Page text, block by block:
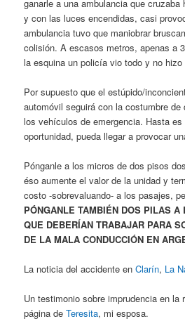
ganarle a una ambulancia que
y con las luces encendidas, casi
ambulancia tuvo que maniobrar
colisión. A escasos metros, apenas a
la esquina un policía vio todo y no
Por supuesto que el estúpido/
automóvil seguirá con la costumbre de
los vehículos de emergencia. Hasta es
oportunidad, pueda llegar a provocar
Pónganle a los micros de dos pisos
éso aumente el valor de la unidad y
costo -sobrevaluando- a los pasajes,
PÓNGANLE TAMBIÉN DOS PILAS A
QUE DEBERÍAN TRABAJAR PARA
DE LA MALA CONDUCCIÓN EN
La noticia del accidente enClarín, La
Un testimonio sobre imprudencia en
página deTeresita, mi esposa.